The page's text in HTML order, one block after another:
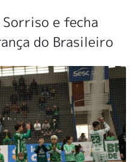
e fecha
do Brasileiro